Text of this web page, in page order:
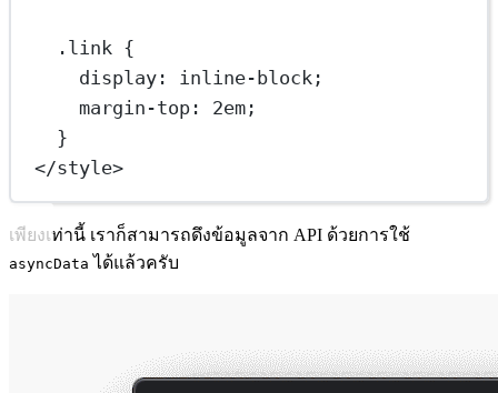
.link {
display : inline-block ;
margin-top : 2em ;
}
</style>
เพียงเท่านี้ เราก็สามารถดึงข้อมูลจาก API ด้วยการใช้
asyncData ได้แล้วครับ